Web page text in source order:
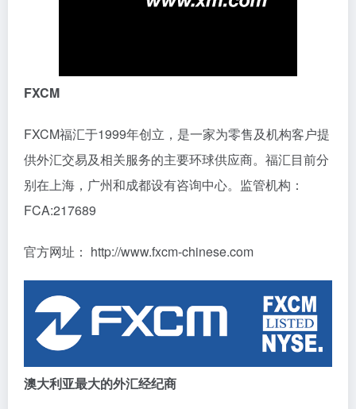
FXCM
FXCM福汇于1999年创立，是一家为零售及机构客户提
供外汇交易及相关服务的主要环球供应商。福汇目前分
别在上海，广州和成都设有咨询中心。监管机构：
FCA:217689
官方网址： http://www.fxcm-chinese.com
澳大利亚最大的外汇经纪商